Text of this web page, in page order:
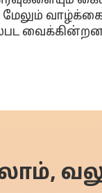
மேலும்